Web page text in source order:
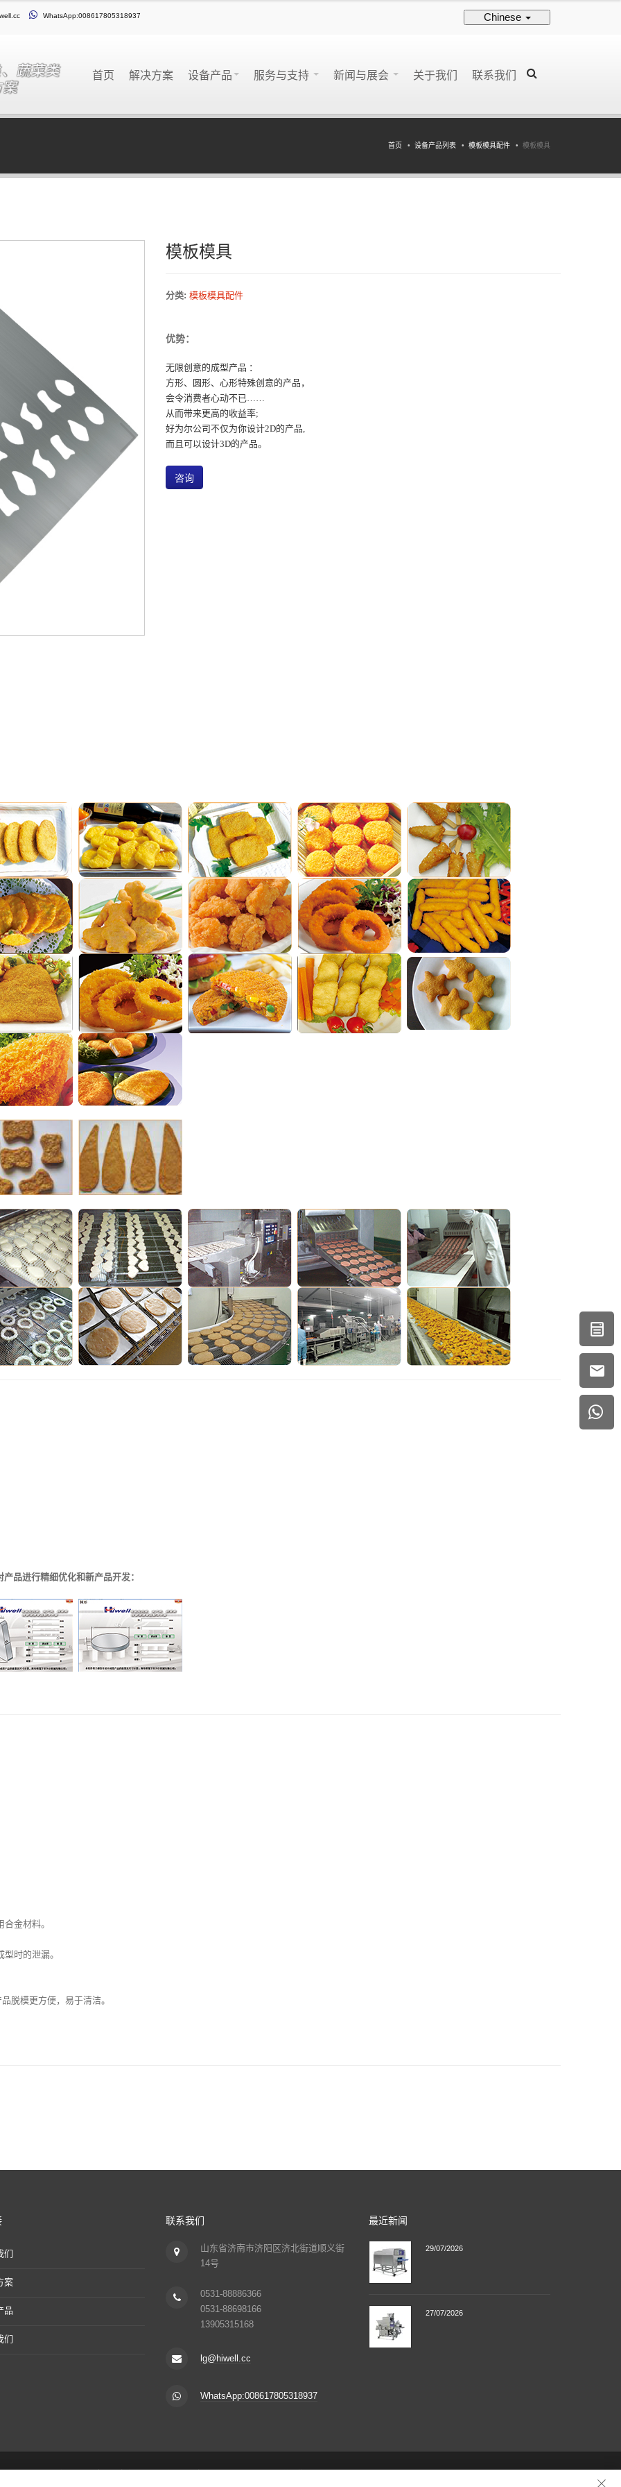
WhatsApp:008617805318937 Chinese
首页 解决方案 设备产品 服务与支持 新闻与展会 关于我们 联系我们
首页 设备产品列表 模板模具配件 模板模具
模板模具
分类: 模板模具配件
优势：
无限创意的成型产品 ：
方形、圆形、心形特殊创意的产品，
会令消费者心动不已……
从而带来更高的收益率;
好为尔公司不仅为你设计2D的产品,
而且可以设计3D的产品。
咨询
品进行精细优化和新产品开发：
金材料。
时的泄漏。
脱模更方便，易于清洁。
们
案
品
们
联系我们
山东省济南市济阳区济北街道顺义街
14号
0531-88886366
0531-88698166
13905315168
lg@hiwell.cc
WhatsApp:008617805318937
最近新闻
29/07/2026
27/07/2026